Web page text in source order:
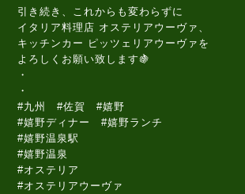
引き続き、これからも変わらずに
イタリア料理店 オステリアウーヴァ、
キッチンカー ピッツェリアウーヴァを
よろしくお願い致します🍇
・
・
#九州 #佐賀 #嬉野
#嬉野ディナー #嬉野ランチ
#嬉野温泉駅
#嬉野温泉
#オステリア
#オステリアウーヴァ